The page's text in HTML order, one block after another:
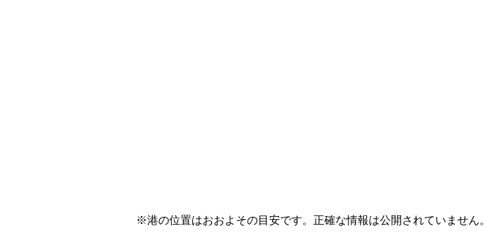
※港の位置はおおよその目安です。正確な情報は公開されていません。